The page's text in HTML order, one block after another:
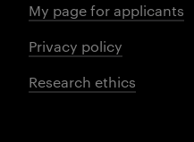
My page for applicants
Privacy policy
Research ethics